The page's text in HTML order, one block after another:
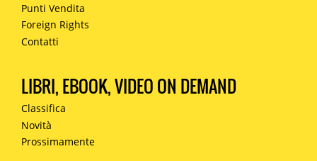
Punti Vendita
Foreign Rights
Contatti
LIBRI, EBOOK, VIDEO ON DEMAND
Classifica
Novità
Prossimamente